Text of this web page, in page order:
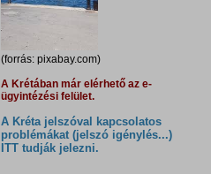
(forrás: pixabay.com)
A Krétában már elérhető az e-
ügyintézési felület.
A Kréta jelszóval kapcsolatos
problémákat (jelszó igénylés...)
ITT tudják jelezni.